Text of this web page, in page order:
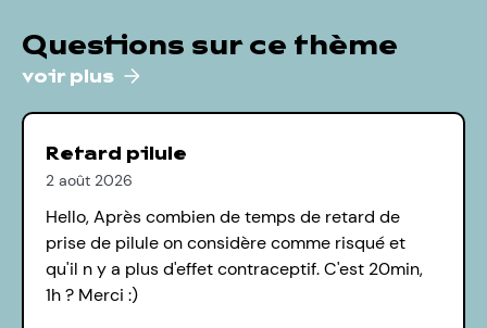
Questions sur ce thème
voir plus
Retard pilule
2 août 2026
Hello, Après combien de temps de retard de
prise de pilule on considère comme risqué et
qu'il n y a plus d'effet contraceptif. C'est 20min,
1h ? Merci :)